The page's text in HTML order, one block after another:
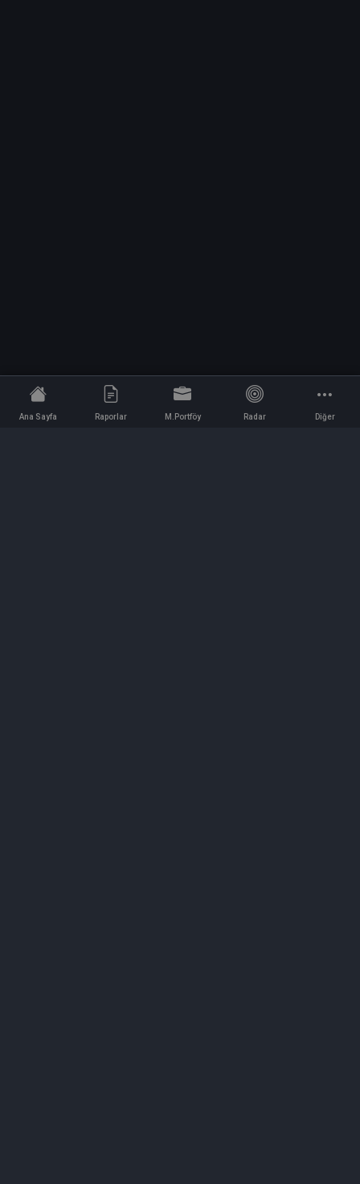
Ana Sayfa Raporlar M.Portföy Radar Diğer